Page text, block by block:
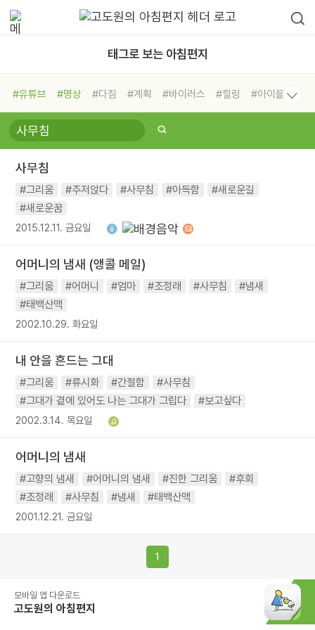
태그로 보는 아침편지
#유튜브 #명상 #다짐 #계획 #바이러스 #힐링
#아이들
#비전캠프
#독서캠프 #삶
#희망
#나눔 #친구 #링컨학교
#독서
#건강
사무침
#그리움 #주저앉다 #사무침 #아득함
#새로운길
#새로운꿈
2015.12.11. 금요일
어머니의 냄새 (앵콜 메일)
#그리움 #어머니 #엄마 #조정래 #사무침
#냄새
#태백산맥
2002.10.29. 화요일
내 안을 흔드는 그대
#그리움 #류시화 #간절함
#사무침
#그대가 곁에 있어도 나는 그대가 그립다
#보고싶다
2002.3.14. 목요일
어머니의 냄새
#고향의 냄새 #어머니의 냄새 #진한 그리움
#후회
#조정래
#사무침 #냄새 #태백산맥
2001.12.21. 금요일
1
모바일 앱 다운로드
고도원의 아침편지